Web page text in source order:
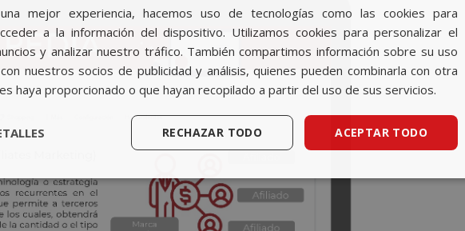
SPANISH
BASQUE
CATALAN
ENGLISH
mejor experiencia, hacemos uso de tecnologías como las cookies para
a la información del dispositivo. Utilizamos cookies para personalizar el
y analizar nuestro tráfico. También compartimos información sobre su uso
nuestros socios de publicidad y análisis, quienes pueden combinarla con otra
haya proporcionado o que hayan recopilado a partir del uso de sus servicios.
ACEPTAR TODO
RECHAZAR TODO